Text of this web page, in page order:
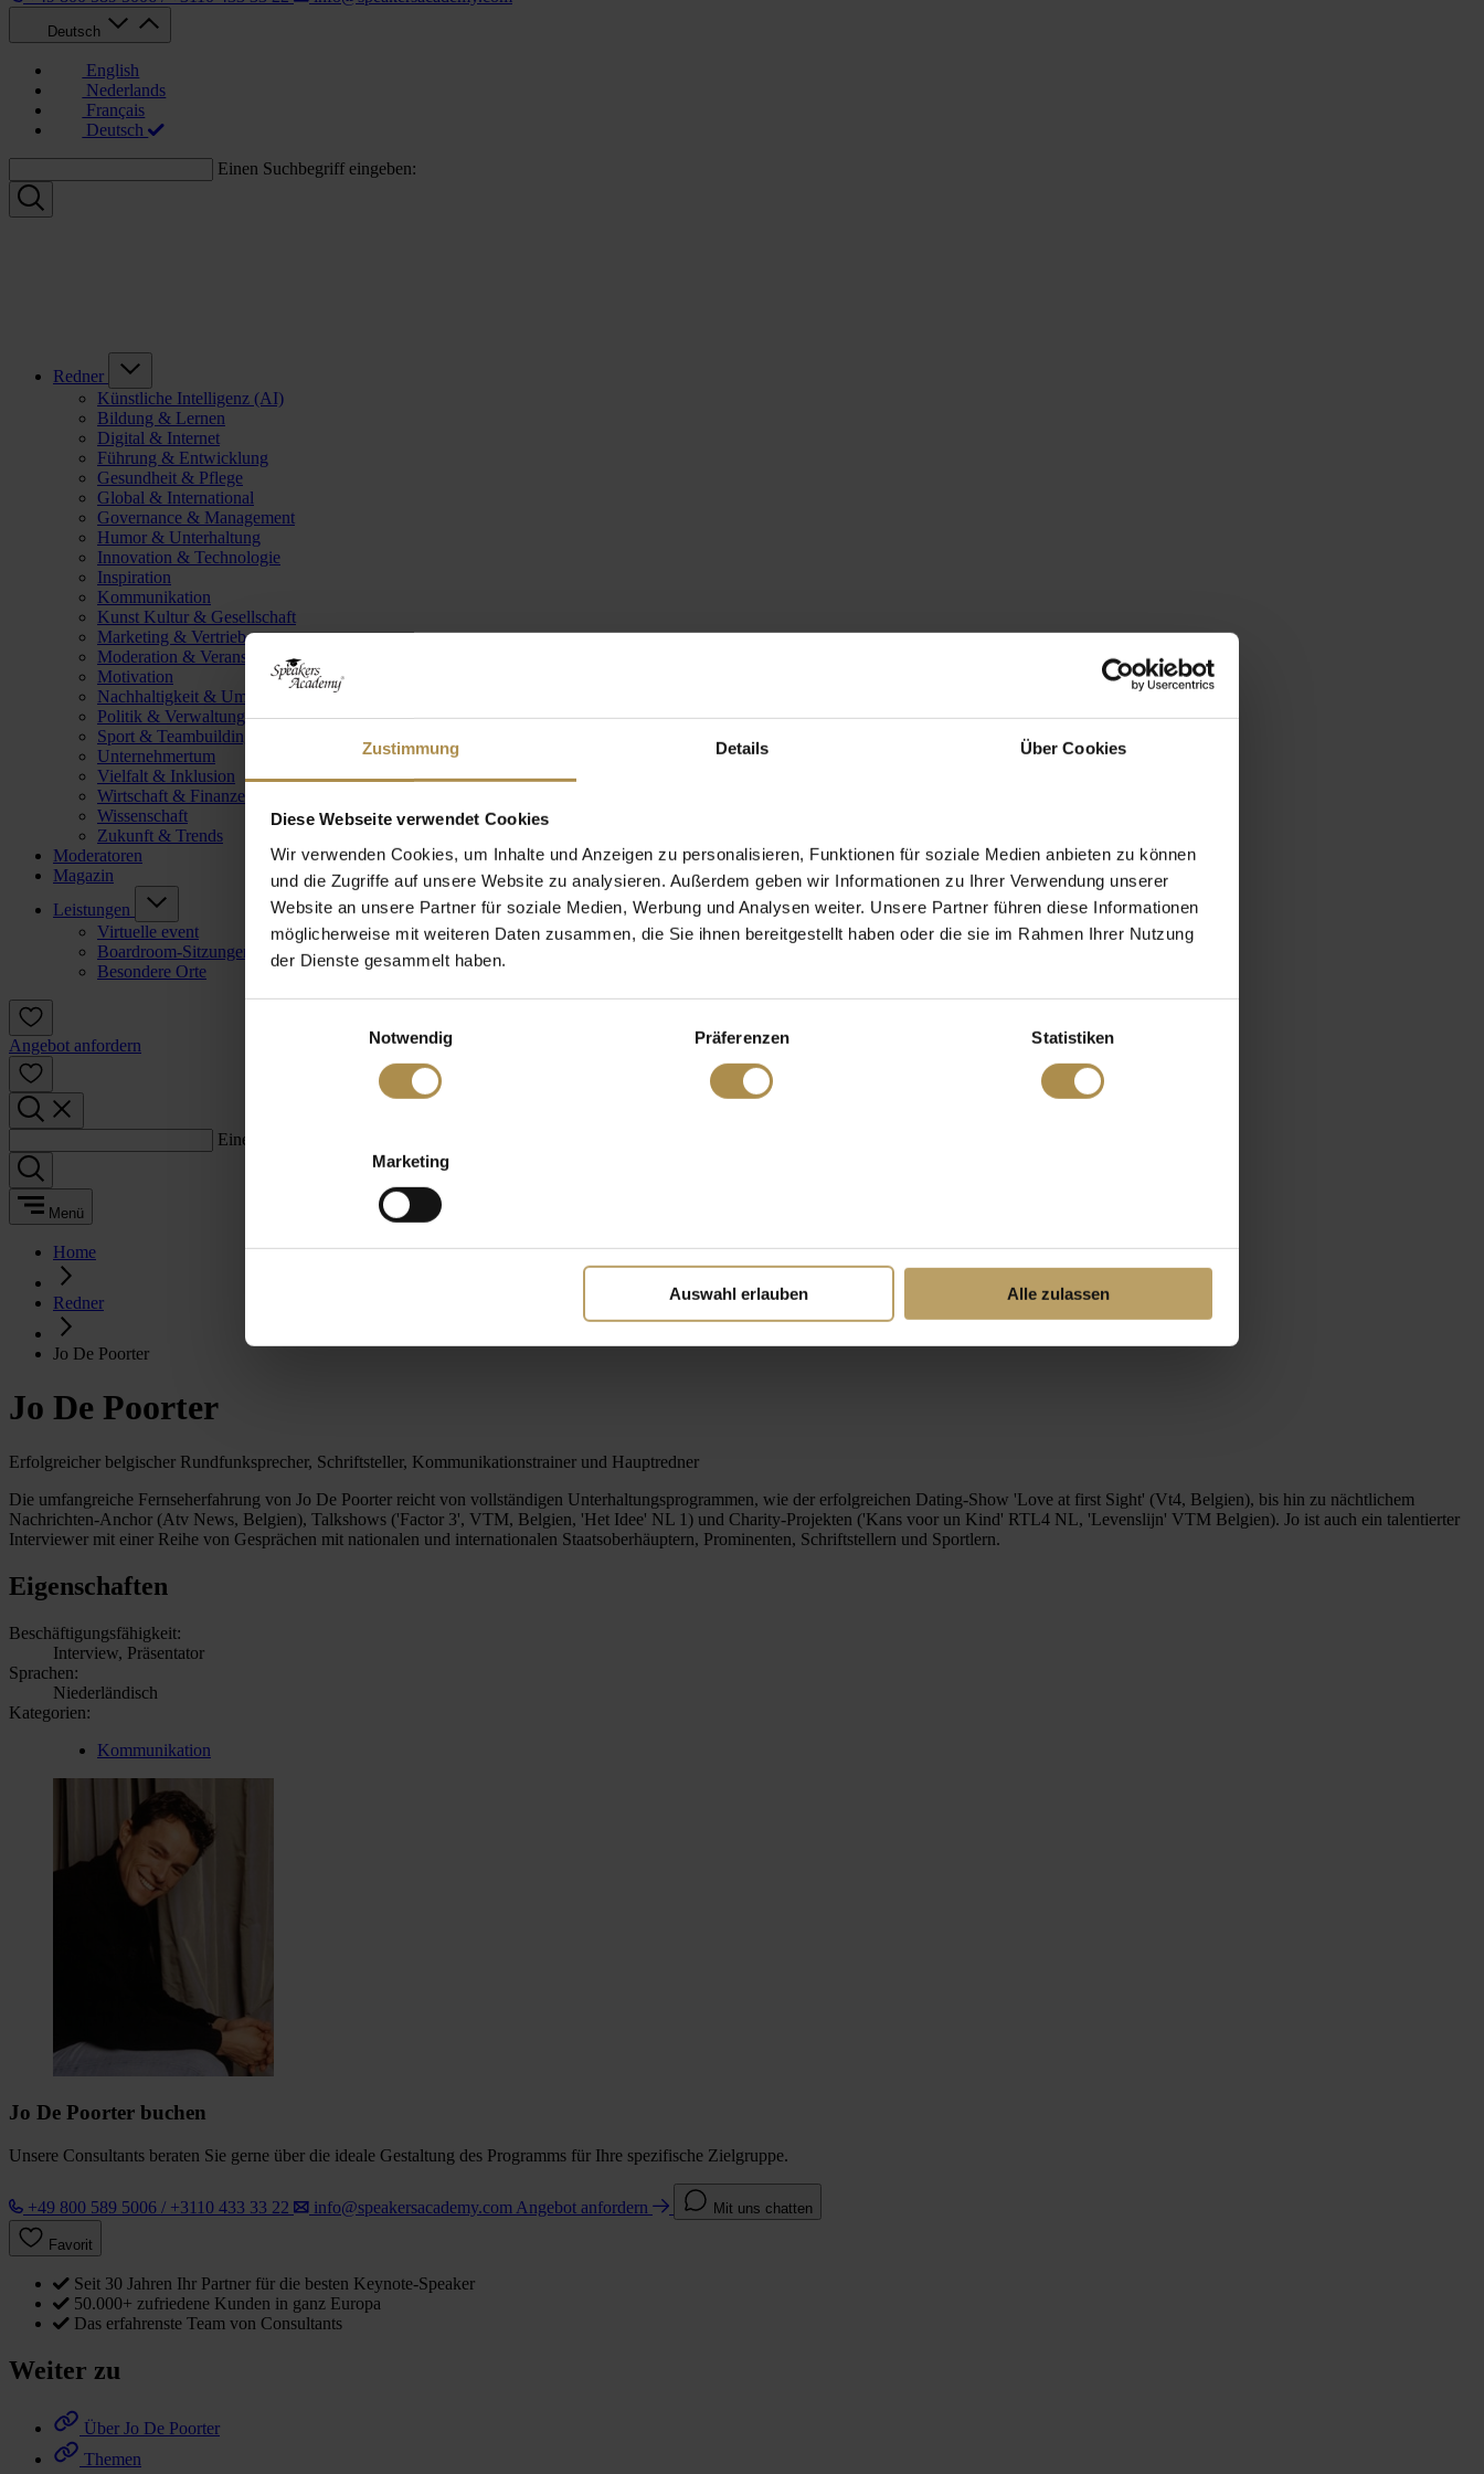
Zustimmung Details Über Cookies
Diese Webseite verwendet Cookies
Wir verwenden Cookies, um Inhalte und Anzeigen zu personalisieren, Funktionen für soziale Medien anbieten zu können
und die Zugriffe auf unsere Website zu analysieren. Außerdem geben wir Informationen zu Ihrer Verwendung unserer
Website an unsere Partner für soziale Medien, Werbung und Analysen weiter. Unsere Partner führen diese Informationen
möglicherweise mit weiteren Daten zusammen, die Sie ihnen bereitgestellt haben oder die sie im Rahmen Ihrer Nutzung
der Dienste gesammelt haben.
Notwendig
Präferenzen Statistiken
Marketing
Auswahl erlauben Alle zulassen
Deutsch
English
Nederlands
Français
Deutsch
Einen Suchbegriff eingeben:
Redner
Künstliche Intelligenz (AI)
Bildung & Lernen
Digital & Internet
Führung & Entwicklung
Gesundheit & Pflege
Global & International
Governance & Management
Humor & Unterhaltung
Innovation & Technologie
Inspiration
Kommunikation
Kunst Kultur & Gesellschaft
Marketing & Vertrieb
Moderation & Veranstaltungsleitung
Motivation
Nachhaltigkeit & Umwelt
Politik & Verwaltung
Sport & Teambuilding
Unternehmertum
Vielfalt & Inklusion
Wirtschaft & Finanzen
Wissenschaft
Zukunft & Trends
Moderatoren
Magazin
Leistungen
Virtuelle event
Boardroom-Sitzungen
Besondere Orte
Angebot anfordern
Einen Suchbegriff eingeben:
Menü
Home
Redner
Jo De Poorter
Jo De Poorter
Erfolgreicher belgischer Rundfunksprecher, Schriftsteller, Kommunikationstrainer und Hauptredner
Die umfangreiche Fernseherfahrung von Jo De Poorter reicht von vollständigen Unterhaltungsprogrammen, wie der erfolgreichen Dating-Show 'Love at first Sight' (Vt4, Belgien), bis hin zu nächtlichem
Nachrichten-Anchor (Atv News, Belgien), Talkshows ('Factor 3', VTM, Belgien, 'Het Idee' NL 1) und Charity-Projekten ('Kans voor un Kind' RTL4 NL, 'Levenslijn' VTM Belgien). Jo ist auch ein talentierter
Interviewer mit einer Reihe von Gesprächen mit nationalen und internationalen Staatsoberhäuptern, Prominenten, Schriftstellern und Sportlern.
Eigenschaften
Beschäftigungsfähigkeit:
Interview, Präsentator
Sprachen:
Niederländisch
Kategorien:
Kommunikation
Jo De Poorter buchen
Unsere Consultants beraten Sie gerne über die ideale Gestaltung des Programms für Ihre spezifische Zielgruppe.
+49 800 589 5006 / +3110 433 33 22 info@speakersacademy.com Angebot anfordern Mit uns chatten
Favorit
Seit 30 Jahren Ihr Partner für die besten Keynote-Speaker
50.000+ zufriedene Kunden in ganz Europa
Das erfahrenste Team von Consultants
Weiter zu
Über Jo De Poorter
Themen